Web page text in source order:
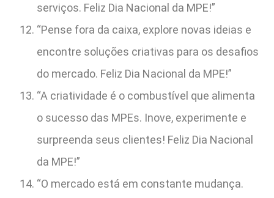
serviços. Feliz Dia Nacional da MPE!”
“Pense fora da caixa, explore novas ideias e
encontre soluções criativas para os desafios
do mercado. Feliz Dia Nacional da MPE!”
“A criatividade é o combustível que alimenta
o sucesso das MPEs. Inove, experimente e
surpreenda seus clientes! Feliz Dia Nacional
da MPE!”
“O mercado está em constante mudança.